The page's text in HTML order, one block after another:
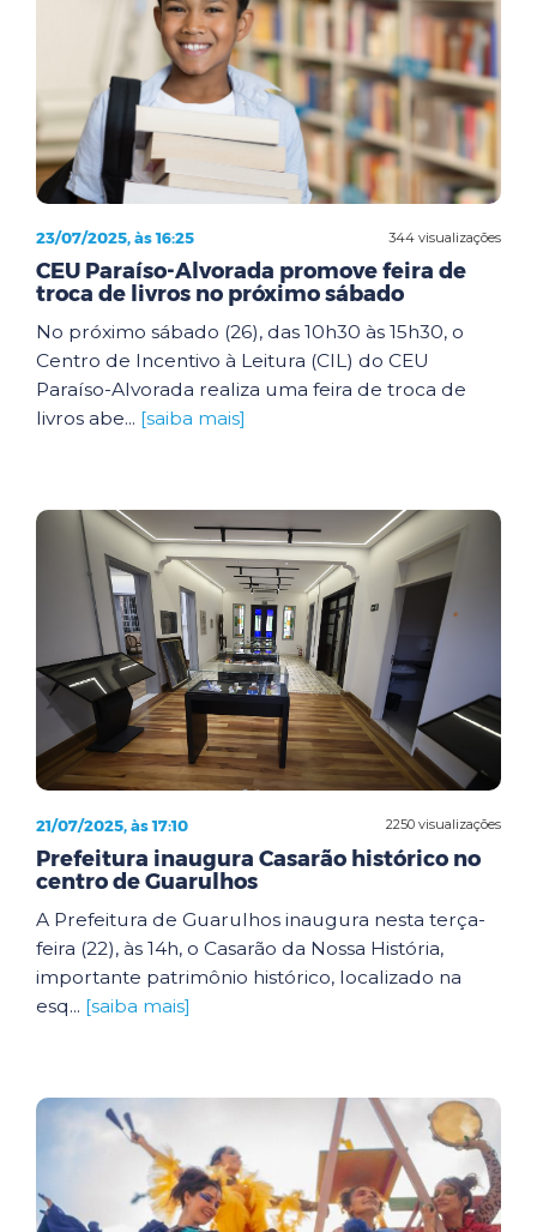
344 visualizações
23/07/2025, às 16:25
CEU Paraíso-Alvorada promove feira de
troca de livros no próximo sábado
No próximo sábado (26), das 10h30 às 15h30, o
Centro de Incentivo à Leitura (CIL) do CEU
Paraíso-Alvorada realiza uma feira de troca de
livros abe... [saiba mais]
2250 visualizações
21/07/2025, às 17:10
Prefeitura inaugura Casarão histórico no
centro de Guarulhos
A Prefeitura de Guarulhos inaugura nesta terça-
feira (22), às 14h, o Casarão da Nossa História,
importante patrimônio histórico, localizado na
esq... [saiba mais]